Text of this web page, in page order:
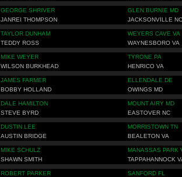
GEORGE SHRIVER
GLEN BURNIE MD
JANREI THOMPSON JACKSONVILLE NC
TAYLOR DUNHAM
WEYERS CAVE VA
TEDDY ROSS WAYNESBORO VA
MIKE WEYER
TYRONE PA
WILSON BURKHEAD HENRICO VA
JAMES FARMER
ELLENDALE DE
BOBBY HOLLAND OWINGS MD
DALE HAMILTON
MOUNT AIRY MD
STEVE BYRD EASTOVER NC
DUSTIN LEE
MORRISTOWN TN
AUSTIN BRIDGE BEALETON VA
MIKE SCHULZ
MANASSAS PARK
SHAWN SMITH TAPPAHANNOCK
ROBERT PARKER
SANFORD FL